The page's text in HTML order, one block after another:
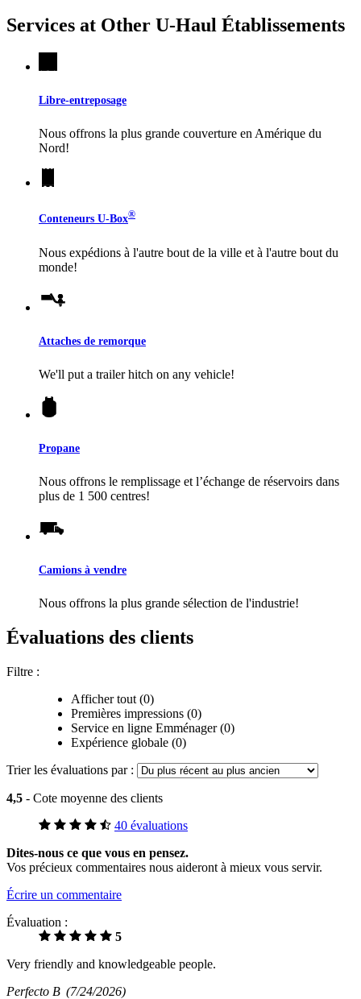
Services at Other U-Haul Établissements
Libre-entreposage
Nous offrons la plus grande couverture en Amérique du
Nord!
Conteneurs U-Box®
Nous expédions à l'autre bout de la ville et à l'autre bout du
monde!
Attaches de remorque
We'll put a trailer hitch on any vehicle!
Propane
Nous offrons le remplissage et l’échange de réservoirs dans
plus de 1 500 centres!
Camions à vendre
Nous offrons la plus grande sélection de l'industrie!
Évaluations des clients
Filtre :
Afficher tout (0)
Premières impressions (0)
Service en ligne Emménager (0)
Expérience globale (0)
Trier les évaluations par :
4,5 - Cote moyenne des clients
40 évaluations
Dites-nous ce que vous en pensez.
Vos précieux commentaires nous aideront à mieux vous servir.
Écrire un commentaire
Évaluation :
5
Very friendly and knowledgeable people.
Perfecto B (7/24/2026)